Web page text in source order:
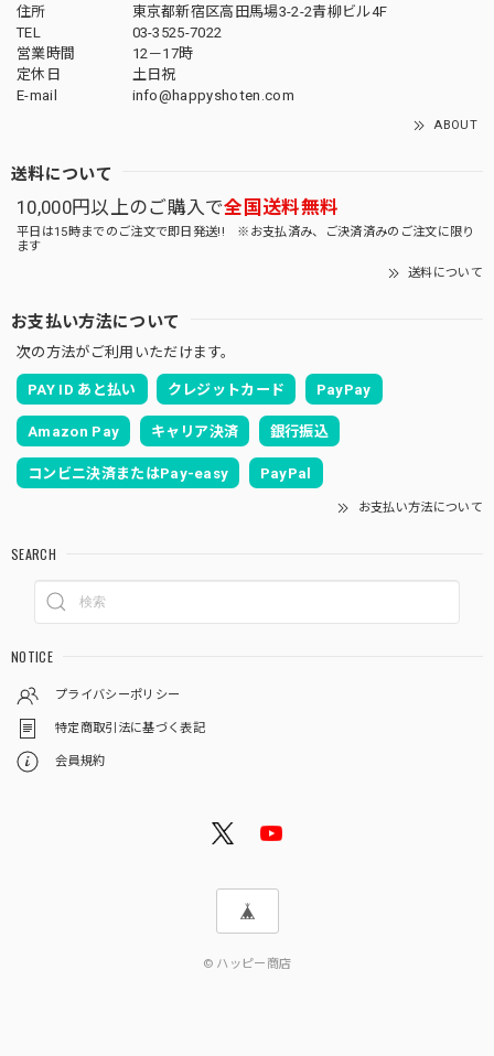
住所
東京都新宿区高田馬場3-2-2青柳ビル4F
TEL
03-3525-7022
営業時間
12－17時
定休日
土日祝
E-mail
info@happyshoten.com
ABOUT
送料について
10,000円以上のご購入で全国送料無料
平日は15時までのご注文で即日発送!! ※お支払済み、ご決済済みのご注文に限り
ます
送料について
お支払い方法について
次の方法がご利用いただけます。
PAY ID あと払い クレジットカード PayPay
Amazon Pay キャリア決済 銀行振込
コンビニ決済またはPay-easy PayPal
お支払い方法について
SEARCH
NOTICE
プライバシーポリシー
特定商取引法に基づく表記
会員規約
© ハッピー商店